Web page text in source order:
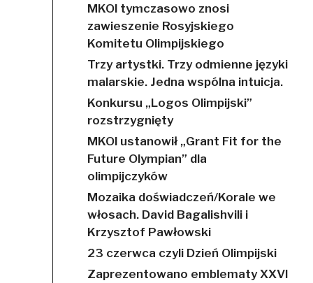
MKOl tymczasowo znosi
zawieszenie Rosyjskiego
Komitetu Olimpijskiego
Trzy artystki. Trzy odmienne języki
malarskie. Jedna wspólna intuicja.
Konkursu „Logos Olimpijski”
rozstrzygnięty
MKOl ustanowił „Grant Fit for the
Future Olympian” dla
olimpijczyków
Mozaika doświadczeń/Korale we
włosach. David Bagalishvili i
Krzysztof Pawłowski
23 czerwca czyli Dzień Olimpijski
Zaprezentowano emblematy XXVI